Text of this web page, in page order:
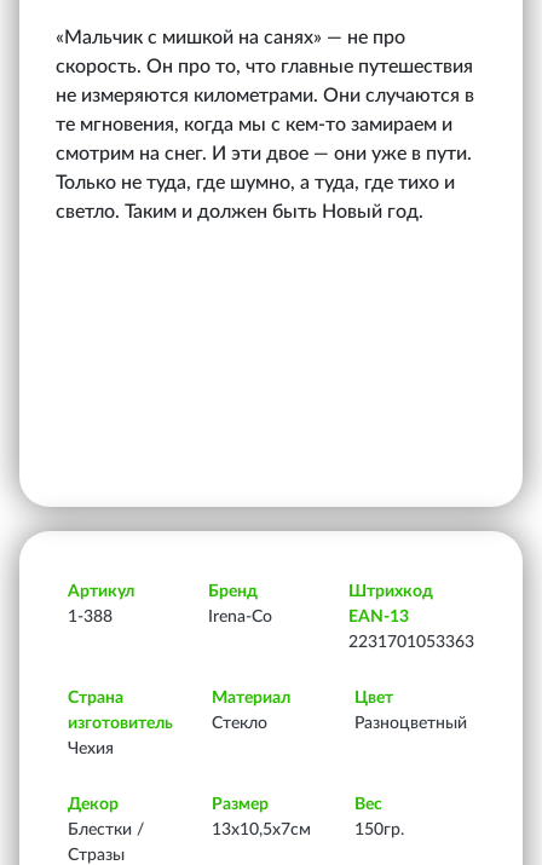
«Мальчик с мишкой на санях» — не про
скорость. Он про то, что главные путешествия
не измеряются километрами. Они случаются в
те мгновения, когда мы с кем-то замираем и
смотрим на снег. И эти двое — они уже в пути.
Только не туда, где шумно, а туда, где тихо и
светло. Таким и должен быть Новый год.
Артикул
1-388
Бренд
Irena-Co
Штрихкод
EAN-13
2231701053363
Страна
изготовитель
Чехия
Материал
Стекло
Цвет
Разноцветный
Декор
Блестки /
Стразы
Размер
13х10,5х7см
Вес
150гр.